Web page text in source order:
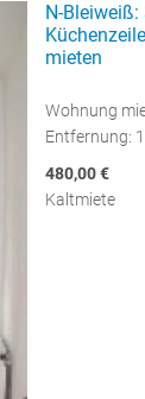
N-
mieten
Wohnung
Entfernung:
480,00 €
Kaltmiete